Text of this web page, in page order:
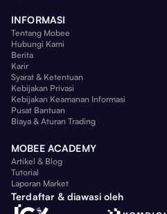
INFORMASI
Tentang Mobee
Hubungi Kami
Berita
Karir
Syarat & Ketentuan
Kebijakan Privasi
Kebijakan Keamanan Informasi
Pusat Bantuan
Biaya & Aturan Trading
MOBEE ACADEMY
Artikel & Blog
Tutorial
Laporan Market
Terdaftar & diawasi oleh